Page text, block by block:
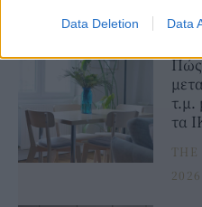
Data Deletion Data
Πώς
τ.μ.
τα
THE
2026